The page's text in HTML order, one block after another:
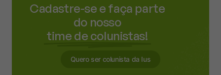
Cadastre-se e faça parte
do nosso
time de colunistas!
Quero ser colunista da Ius